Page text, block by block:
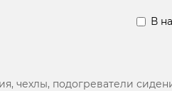
чехлы, подогреватели
В